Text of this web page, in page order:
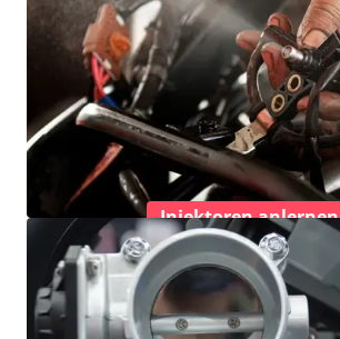
Injektoren anlernen